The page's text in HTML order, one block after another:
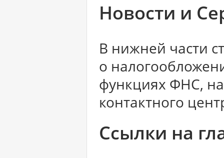
Новости и
В нижней части
о
функциях ФНС,
контактного
Ссылки на